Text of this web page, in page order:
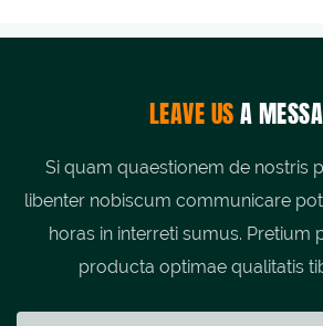
LEAVE USA
Si quam quaestionem de nostris
libenter nobiscum communicare
horas in interreti sumus. Pretium
producta optimae qualitatis